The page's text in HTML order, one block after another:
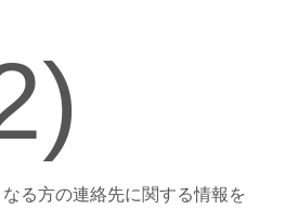
る方の連絡先に関する情報を